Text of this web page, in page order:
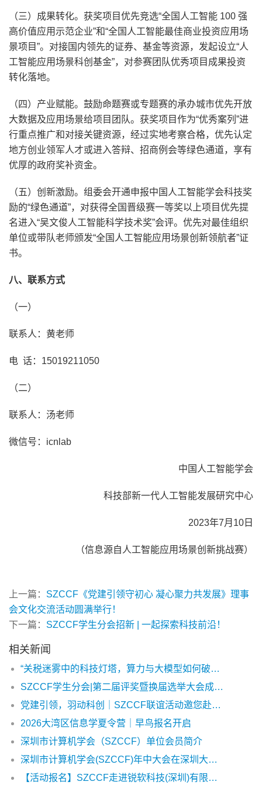
（三）成果转化。获奖项目优先竞选“全国人工智能 100 强
高价值应用示范企业”和“全国人工智能最佳商业投资应用场
景项目”。对接国内领先的证券、基金等资源，发起设立“人
工智能应用场景科创基金”，对参赛团队优秀项目成果投资
转化落地。
（四）产业赋能。鼓励命题赛或专题赛的承办城市优先开放
大数据及应用场景给项目团队。获奖项目作为“优秀案列”进
行重点推广和对接关键资源，经过实地考察合格，优先认定
地方创业领军人才或进入答辩、招商例会等绿色通道，享有
优厚的政府奖补资金。
（五）创新激励。组委会开通申报中国人工智能学会科技奖
励的“绿色通道”，对获得全国晋级赛一等奖以上项目优先提
名进入“吴文俊人工智能科学技术奖”会评。优先对最佳组织
单位或带队老师颁发“全国人工智能应用场景创新领航者”证
书。
八、联系方式
（一）
联系人：黄老师
电 话：15019211050
（二）
联系人：汤老师
微信号：icnlab
中国人工智能学会
科技部新一代人工智能发展研究中心
2023年7月10日
（信息源自人工智能应用场景创新挑战赛）
上一篇： SZCCF《党建引领守初心 凝心聚力共发展》理事
会文化交流活动圆满举行！
下一篇： SZCCF学生分会招新 | 一起探索科技前沿！
相关新闻
“关税迷雾中的科技灯塔，算力与大模型如何破局领航？”特别活动
SZCCF学生分会|第二届评奖暨换届选举大会成功举办
党建引领，羽动科创｜SZCCF联谊活动邀您赴约！
2026大湾区信息学夏令营｜早鸟报名开启
深圳市计算机学会（SZCCF）单位会员简介
深圳市计算机学会(SZCCF)年中大会在深圳大学城圆满落幕
【活动报名】SZCCF走进锐软科技(深圳)有限公司